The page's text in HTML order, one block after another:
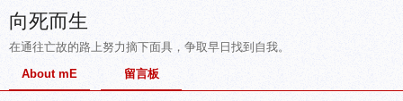
向死而生
在通往亡故的路上努力摘下面具，争取早日找到自我。
About mE
留言板